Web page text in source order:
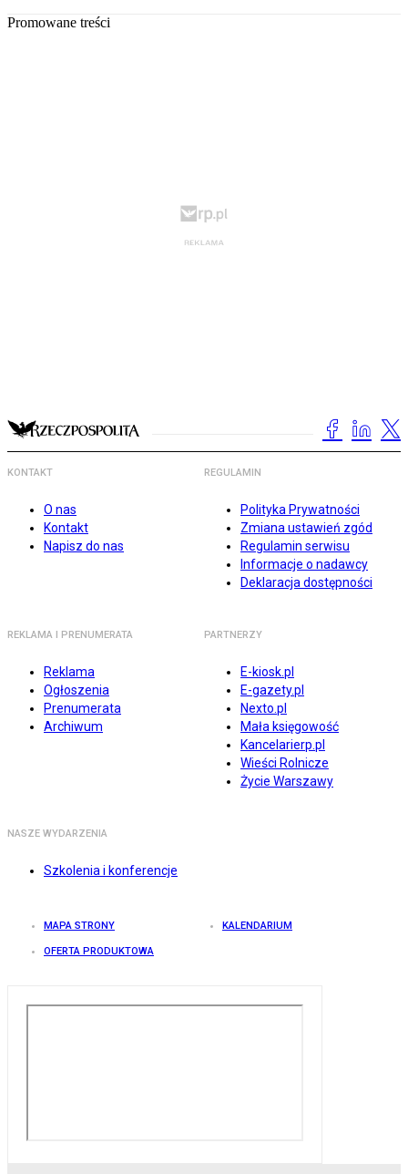
Promowane treści
KONTAKT
O nas
Kontakt
Napisz do nas
REGULAMIN
Polityka Prywatności
Zmiana ustawień zgód
Regulamin serwisu
Informacje o nadawcy
Deklaracja dostępności
REKLAMA I PRENUMERATA
Reklama
Ogłoszenia
Prenumerata
Archiwum
PARTNERZY
E-kiosk.pl
E-gazety.pl
Nexto.pl
Mała księgowość
Kancelarierp.pl
Wieści Rolnicze
Życie Warszawy
NASZE WYDARZENIA
Szkolenia i konferencje
MAPA STRONY KALENDARIUM
OFERTA PRODUKTOWA